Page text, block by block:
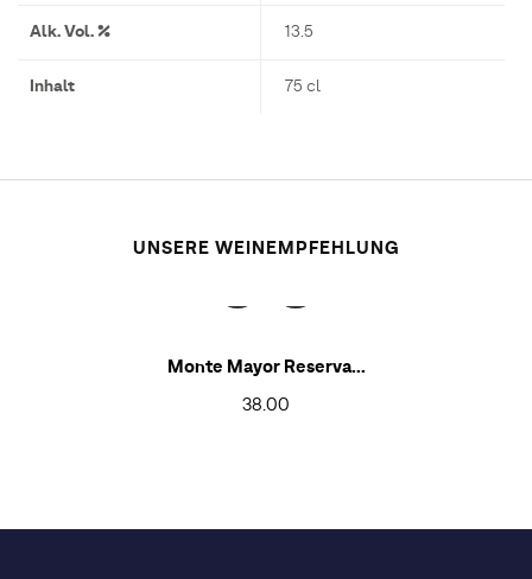
Alk. Vol. % 13.5
Inhalt 75 cl
UNSERE WEINEMPFEHLUNG
Monte Mayor Reserva...
38.00